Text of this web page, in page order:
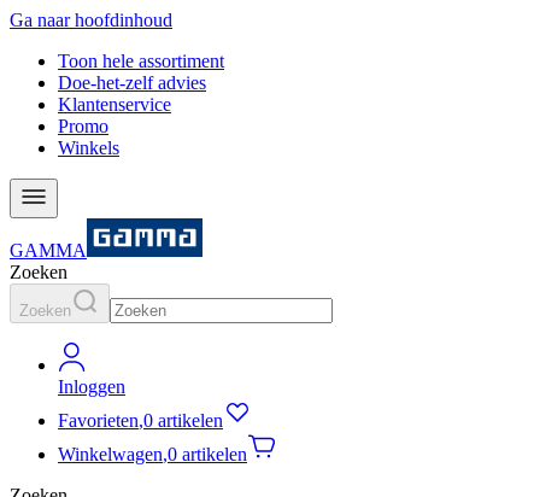
Ga naar hoofdinhoud
Toon hele assortiment
Doe-het-zelf advies
Klantenservice
Promo
Winkels
GAMMA
Zoeken
Zoeken
Inloggen
Favorieten,0 artikelen
Winkelwagen,0 artikelen